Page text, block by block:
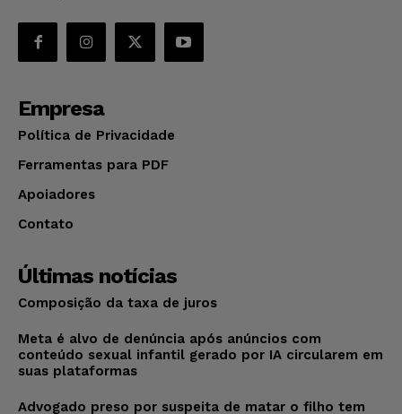
Empresa
Política de Privacidade
Ferramentas para PDF
Apoiadores
Contato
Últimas notícias
Composição da taxa de juros
Meta é alvo de denúncia após anúncios com
conteúdo sexual infantil gerado por IA circularem em
suas plataformas
Advogado preso por suspeita de matar o filho tem